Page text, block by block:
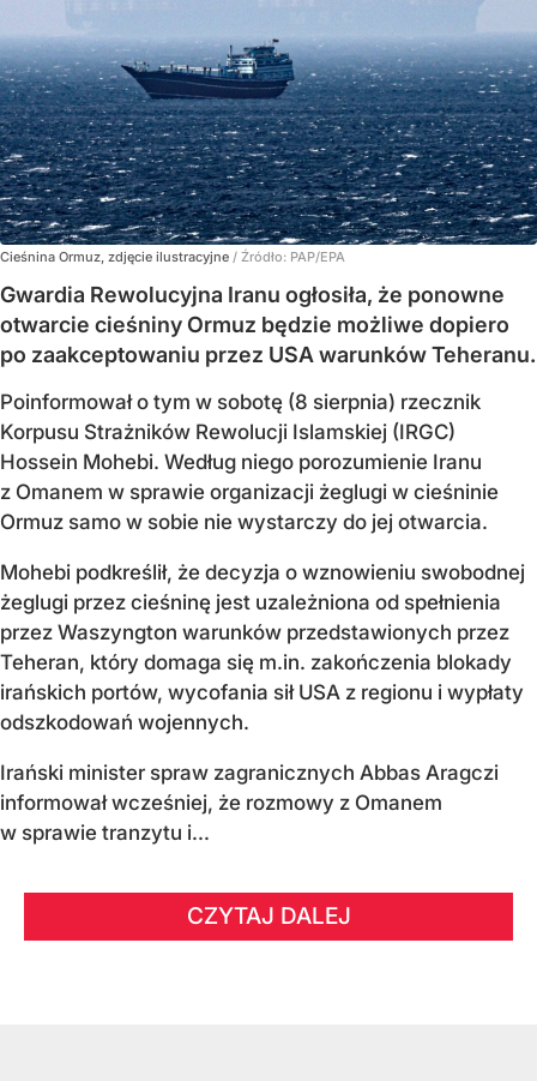
Cieśnina Ormuz, zdjęcie ilustracyjne / Źródło: PAP/EPA
Gwardia Rewolucyjna Iranu ogłosiła, że ponowne
otwarcie cieśniny Ormuz będzie możliwe dopiero
po zaakceptowaniu przez USA warunków Teheranu.
Poinformował o tym w sobotę (8 sierpnia) rzecznik
Korpusu Strażników Rewolucji Islamskiej (IRGC)
Hossein Mohebi. Według niego porozumienie Iranu
z Omanem w sprawie organizacji żeglugi w cieśninie
Ormuz samo w sobie nie wystarczy do jej otwarcia.
Mohebi podkreślił, że decyzja o wznowieniu swobodnej
żeglugi przez cieśninę jest uzależniona od spełnienia
przez Waszyngton warunków przedstawionych przez
Teheran, który domaga się m.in. zakończenia blokady
irańskich portów, wycofania sił USA z regionu i wypłaty
odszkodowań wojennych.
Irański minister spraw zagranicznych Abbas Aragczi
informował wcześniej, że rozmowy z Omanem
w sprawie tranzytu i...
CZYTAJ DALEJ